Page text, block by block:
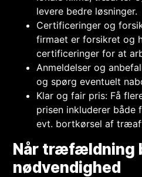
levere bedre løsninger.
Certificeringer og
firmaet er forsikret og
certificeringer for at
Anmeldelser og
og spørg eventuelt
Klar og fair pris: Få
prisen inkluderer
evt. bortkørsel af
Når træfældning
nødvendighed